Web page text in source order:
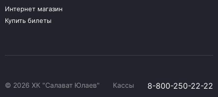
Интернет магазин
Купить билеты
© 2026 ХК "Салават Юлаев" Кассы
8-800-250-22-22